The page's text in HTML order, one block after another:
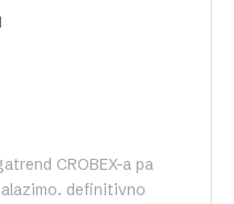
CROBEX-a pa
definitivno